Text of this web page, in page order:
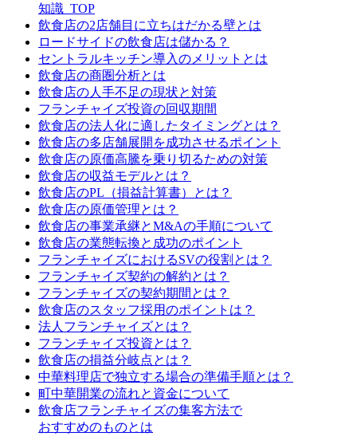
知識_TOP
飲食店の2店舗目に立ちはだかる壁とは
ロードサイドの飲食店は儲かる？
セントラルキッチン導入のメリットとは
飲食店の商圏分析とは
飲食店の人手不足の現状と対策
フランチャイズ投資の回収期間
飲食店の法人化に適したタイミングとは？
飲食店の多店舗展開を成功させるポイント
飲食店の原価高騰を乗り切るための対策
飲食店の収益モデルとは？
飲食店のPL（損益計算書）とは？
飲食店の原価管理とは？
飲食店の事業承継とM&Aの手順について
飲食店の業態転換と成功のポイント
フランチャイズにおけるSVの役割とは？
フランチャイズ契約の解約とは？
フランチャイズの契約期間とは？
飲食店のスタッフ採用のポイントは？
法人フランチャイズとは？
フランチャイズ投資とは？
飲食店の損益分岐点とは？
中華料理店で独立する場合の準備手順とは？
町中華開業の流れと資金について
飲食店フランチャイズの集客方法で
おすすめのものとは